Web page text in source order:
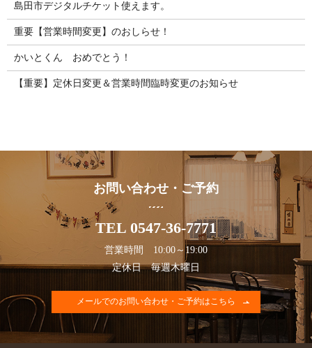
島田市デジタルチケット使えます。
重要【営業時間変更】のおしらせ！
かいとくん おめでとう！
【重要】定休日変更＆営業時間臨時変更のお知らせ
お問い合わせ・ご予約
TEL 0547-36-7771
営業時間 10:00～19:00
定休日 毎週木曜日
メールでのお問い合わせ・ご予約はこちら